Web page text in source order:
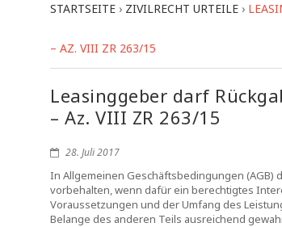
STARTSEITE › ZIVILRECHT URTEILE ›
– AZ. VIII ZR 263/15
Leasinggeber darf
– Az. VIII ZR 263/15
28. Juli 2017
In Allgemeinen Geschäftsbedingungen
vorbehalten, wenn dafür ein berechtigtes
Voraussetzungen und der Umfang des
Belange des anderen Teils ausreichend